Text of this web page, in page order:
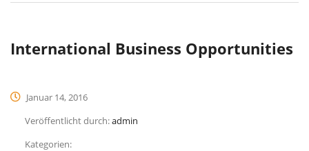
International Business Opportunities
Januar 14, 2016
Veröffentlicht durch:admin
Kategorien: